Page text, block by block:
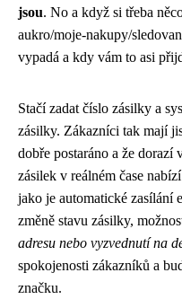
jsou. No a když si třeba
aukro/moje-nakupy/
vypadá a kdy vám to asi
Stačí zadat číslo zásilky a
zásilky. Zákazníci tak mají
dobře postaráno a že dorazí
zásilek v reálném čase
jako je automatické zasílání
změně stavu zásilky,
adresu nebo vyzvednutí na
spokojenosti zákazníků a
značku.